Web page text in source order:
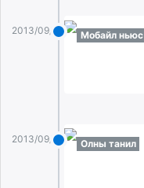
2013/09/05 Мобайл ньюс
2013/09/05 Олны танил